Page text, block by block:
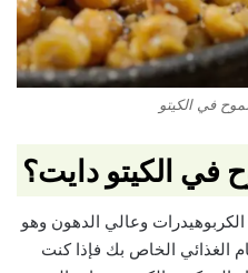
في الكيتو
الكيتو دايت؟
الكربوهيدرات وعالي الدهون وهو
الغذائي الخاص بك فإذا كنت